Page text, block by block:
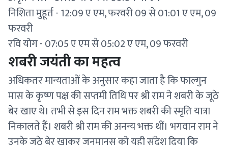
निशिता मुहूर्त - 12:09 ए एम, फरवरी 09 से 01:01 ए एम, 09
फरवरी
रवि योग - 07:05 ए एम से 05:02 ए एम, 09 फरवरी
शबरी जयंती का महत्व
अधिकतर मान्यताओं के अनुसार कहा जाता है कि फाल्गुन
मास के कृष्ण पक्ष की सप्तमी तिथि पर श्री राम ने शबरी के जूठे
बेर खाए थे। तभी से इस दिन राम भक्त शबरी की स्मृति यात्रा
निकालते हैं। शबरी श्री राम की अनन्य भक्त थीं। भगवान राम ने